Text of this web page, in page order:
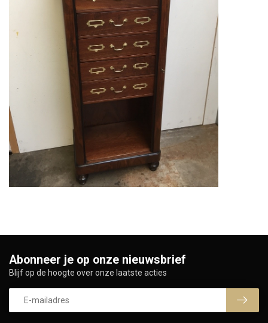
Abonneer je op onze nieuwsbrief
Blijf op de hoogte over onze laatste acties